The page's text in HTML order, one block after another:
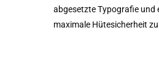
abgesetzte Typografie und
maximale Hütesicherheit